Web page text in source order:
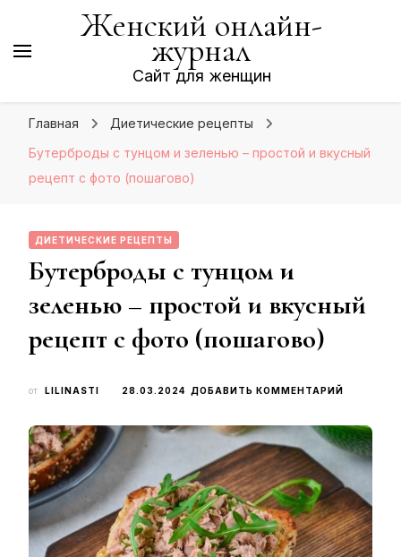
Женский онлайн-
журнал
Сайт для женщин
Главная
Диетические рецепты
Бутерброды с тунцом и зеленью – простой и вкусный
рецепт с фото (пошагово)
ДИЕТИЧЕСКИЕ РЕЦЕПТЫ
Бутерброды с тунцом и
зеленью – простой и вкусный
рецепт с фото (пошагово)
от LILINASTI 28.03.2024 ДОБАВИТЬ КОММЕНТАРИЙ
С
ТУНЦОМ
ЗЕЛЕНЬЮ
–
ПРОСТОЙ
И
ВКУСНЫЙ